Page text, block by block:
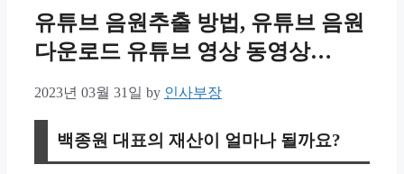
유튜브 음원추출 방법, 유튜브 음원
다운로드 유튜브 영상 동영상…
2023년 03월 31일 by 인사부장
백종원 대표의 재산이 얼마나 될까요?